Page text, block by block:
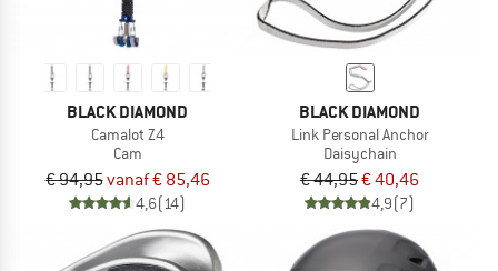
BLACK DIAMOND
Camalot Z4
Cam
€ 94,95vanaf € 85,46
4,6(14)
BLACK DIAMOND
Link Personal Anchor
Daisychain
€ 44,95€ 40,46
4,9(7)